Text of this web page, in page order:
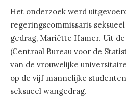
Het onderzoek werd
regeringscommissaris
gedrag, Mariëtte Hamer. Uit
(Centraal Bureau voor de
van de vrouwelijke
op de vijf mannelijke
seksueel wangedrag.